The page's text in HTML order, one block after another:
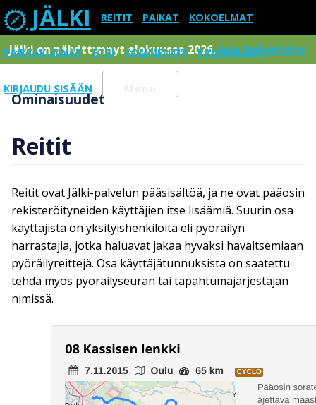
JÄLKI REITIT PAIKAT KOKOELMAT
PAIKKAKUNNAT ETSI KOMMENTIT RAJOITUKSET
KIRJAUDU SISÄÄN
Jälki on päivittynnyt elokuussa 2026.Lue tarkemmin
Ominaisuudet
Reitit
Reitit ovat Jälki-palvelun pääsisältöä, ja ne ovat pääosin
rekisteröityneiden käyttäjien itse lisäämiä. Suurin osa
käyttäjistä on yksityishenkilöitä eli pyöräilyn
harrastajia, jotka haluavat jakaa hyväksi havaitsemiaan
pyöräilyreittejä. Osa käyttäjätunnuksista on saatettu
tehdä myös pyöräilyseuran tai tapahtumajärjestäjän
nimissä.